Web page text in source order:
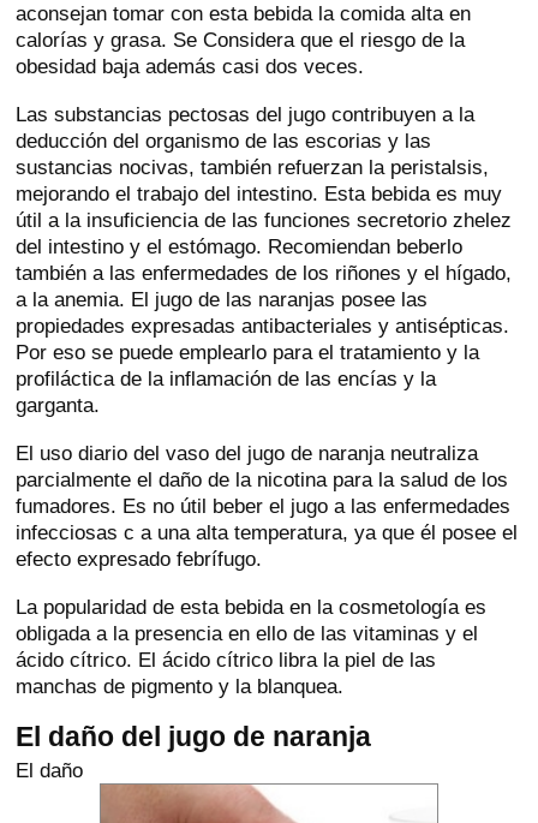
aconsejan tomar con esta bebida la comida alta en
calorías y grasa. Se Considera que el riesgo de la
obesidad baja además casi dos veces.
Las substancias pectosas del jugo contribuyen a la
deducción del organismo de las escorias y las
sustancias nocivas, también refuerzan la peristalsis,
mejorando el trabajo del intestino. Esta bebida es muy
útil a la insuficiencia de las funciones secretorio zhelez
del intestino y el estómago. Recomiendan beberlo
también a las enfermedades de los riñones y el hígado,
a la anemia. El jugo de las naranjas posee las
propiedades expresadas antibacteriales y antisépticas.
Por eso se puede emplearlo para el tratamiento y la
profiláctica de la inflamación de las encías y la
garganta.
El uso diario del vaso del jugo de naranja neutraliza
parcialmente el daño de la nicotina para la salud de los
fumadores. Es no útil beber el jugo a las enfermedades
infecciosas c a una alta temperatura, ya que él posee el
efecto expresado febrífugo.
La popularidad de esta bebida en la cosmetología es
obligada a la presencia en ello de las vitaminas y el
ácido cítrico. El ácido cítrico libra la piel de las
manchas de pigmento y la blanquea.
El daño del jugo de naranja
El daño